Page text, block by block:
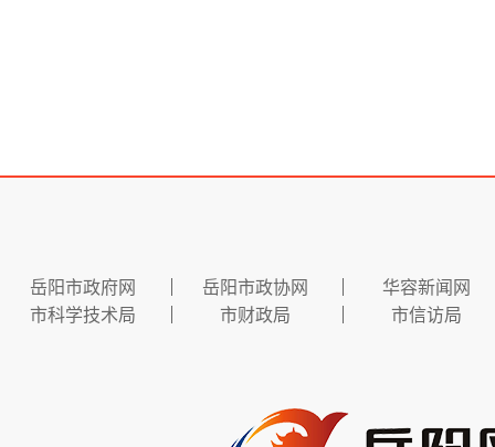
岳阳市政府网 岳阳市政协网
华容新闻网
市科学技术局
市财政局 市信访局